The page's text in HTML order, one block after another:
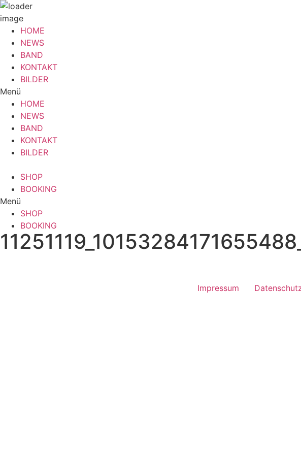
Zum
Inhalt
wechseln
HOME
NEWS
BAND
KONTAKT
BILDER
Menü
HOME
NEWS
BAND
KONTAKT
BILDER
SHOP
BOOKING
Menü
SHOP
BOOKING
Impressum